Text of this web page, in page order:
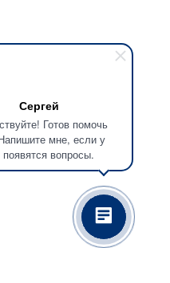
Сергей
Готов помочь
мне, если у
появятся вопросы.